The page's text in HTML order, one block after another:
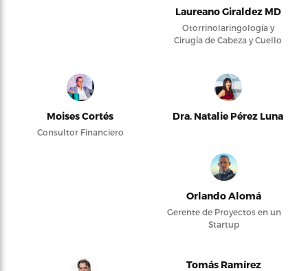
Laureano Giraldez MD
Otorrinolaringología y
Cirugía de Cabeza y Cuello
Moises Cortés
Consultor Financiero
Dra. Natalie Pérez Luna
Orlando Alomá
Gerente de Proyectos en un
Startup
Tomás Ramírez